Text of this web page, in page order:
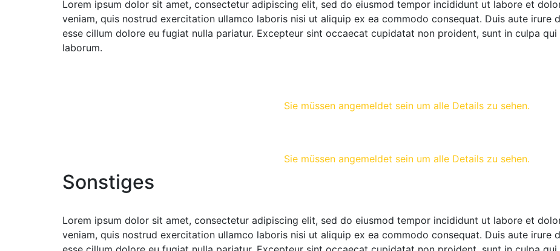
Lorem ipsum dolor sit amet, consectetur adipiscing elit, sed do eiusmod tempor incididunt ut labore et
veniam, quis nostrud exercitation ullamco laboris nisi ut aliquip ex ea commodo consequat. Duis aute irure
esse cillum dolore eu fugiat nulla pariatur. Excepteur sint occaecat cupidatat non proident, sunt in culpa
laborum.
Sie müssen angemeldet sein um alle Details zu sehen.
Sie müssen angemeldet sein um alle Details zu sehen.
Sonstiges
Lorem ipsum dolor sit amet, consectetur adipiscing elit, sed do eiusmod tempor incididunt ut labore et
veniam, quis nostrud exercitation ullamco laboris nisi ut aliquip ex ea commodo consequat. Duis aute irure